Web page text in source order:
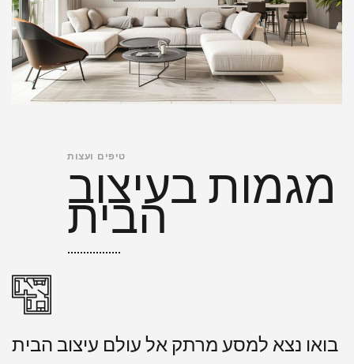
טיפים ועצות
מגמות בעיצוב
הבית
בואו נצא למסע מרתק אל עולם עיצוב הבית